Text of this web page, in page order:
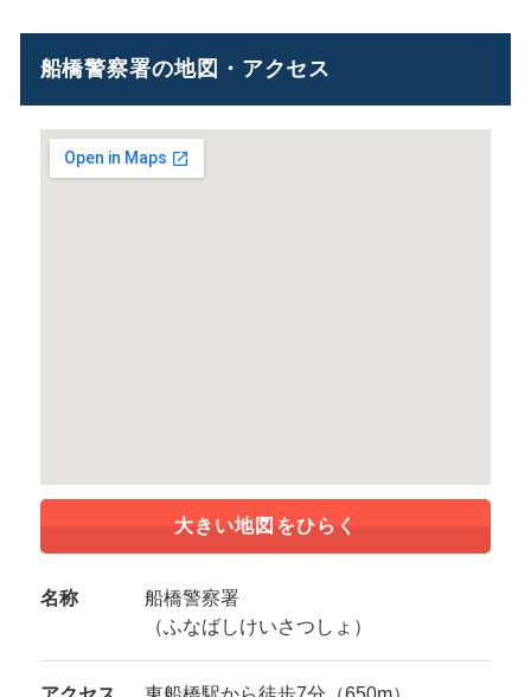
船橋警察署の地図・アクセス
大きい地図をひらく
名称
船橋警察署
（ふなばしけいさつしょ）